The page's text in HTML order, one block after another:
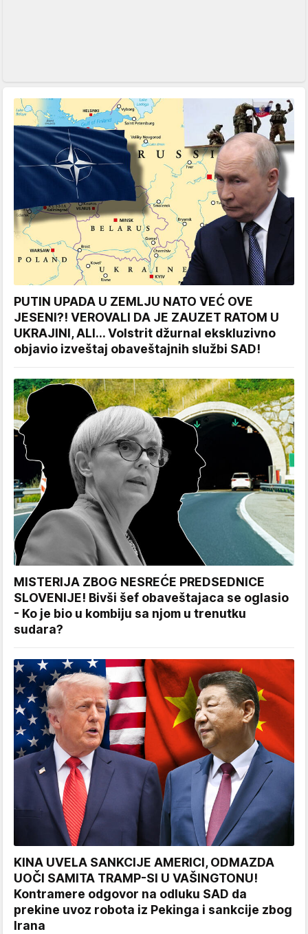
PUTIN UPADA U ZEMLJU NATO VEĆ OVE
JESENI?! VEROVALI DA JE ZAUZET RATOM U
UKRAJINI, ALI... Volstrit džurnal ekskluzivno
objavio izveštaj obaveštajnih službi SAD!
MISTERIJA ZBOG NESREĆE PREDSEDNICE
SLOVENIJE! Bivši šef obaveštajaca se oglasio
- Ko je bio u kombiju sa njom u trenutku
sudara?
KINA UVELA SANKCIJE AMERICI, ODMAZDA
UOČI SAMITA TRAMP-SI U VAŠINGTONU!
Kontramere odgovor na odluku SAD da
prekine uvoz robota iz Pekinga i sankcije zbog
Irana